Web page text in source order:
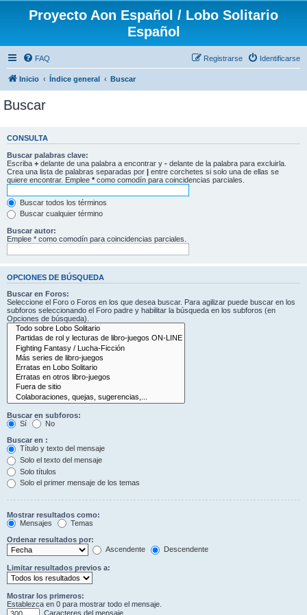
Proyecto Aon Español / Lobo Solitario
Español
FAQ Identificarse
Registrarse
Inicio Índice general Buscar
Buscar
CONSULTA
Buscar palabras clave:
Escriba + delante de una palabra a encontrar y - delante de la palabra para excluirla.
Crea una lista de palabras separadas por | entre corchetes si solo una de ellas se
quiere encontrar. Emplee * como comodín para coincidencias parciales.
Buscar todos los términos
Buscar cualquier término
Buscar autor:
Emplee * como comodín para coincidencias parciales.
OPCIONES DE BÚSQUEDA
Buscar en Foros:
Seleccione el Foro o Foros en los que desea buscar. Para agilizar puede buscar en los
subforos seleccionando el Foro padre y habilitar la búsqueda en los subforos (en
Opciones de búsqueda).
Buscar en subforos:
Sí
No
Buscar en :
Título y texto del mensaje
Solo el texto del mensaje
Solo títulos
Solo el primer mensaje de los temas
Mostrar resultados como:
Mensajes
Temas
Ordenar resultados por:
Ascendente
Descendente
Limitar resultados previos a:
Mostrar los primeros:
Establezca en 0 para mostrar todo el mensaje.
Caracteres del mensaje